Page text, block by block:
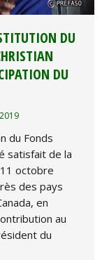
DU
DU
du Fonds
satisfait de la
octobre
des pays
en
au
du